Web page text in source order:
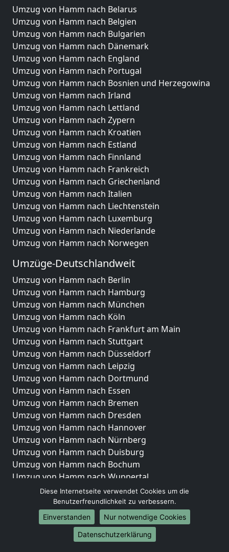
Umzug von Hamm nach Belarus
Umzug von Hamm nach Belgien
Umzug von Hamm nach Bulgarien
Umzug von Hamm nach Dänemark
Umzug von Hamm nach England
Umzug von Hamm nach Portugal
Umzug von Hamm nach Bosnien und Herzegowina
Umzug von Hamm nach Irland
Umzug von Hamm nach Lettland
Umzug von Hamm nach Zypern
Umzug von Hamm nach Kroatien
Umzug von Hamm nach Estland
Umzug von Hamm nach Finnland
Umzug von Hamm nach Frankreich
Umzug von Hamm nach Griechenland
Umzug von Hamm nach Italien
Umzug von Hamm nach Liechtenstein
Umzug von Hamm nach Luxemburg
Umzug von Hamm nach Niederlande
Umzug von Hamm nach Norwegen
Umzüge-Deutschlandweit
Umzug von Hamm nach Berlin
Umzug von Hamm nach Hamburg
Umzug von Hamm nach München
Umzug von Hamm nach Köln
Umzug von Hamm nach Frankfurt am Main
Umzug von Hamm nach Stuttgart
Umzug von Hamm nach Düsseldorf
Umzug von Hamm nach Leipzig
Umzug von Hamm nach Dortmund
Umzug von Hamm nach Essen
Umzug von Hamm nach Bremen
Umzug von Hamm nach Dresden
Umzug von Hamm nach Hannover
Umzug von Hamm nach Nürnberg
Umzug von Hamm nach Duisburg
Umzug von Hamm nach Bochum
Umzug von Hamm nach Wuppertal
Umzug von Hamm nach Bielefeld
Umzug von Hamm nach Bonn
Umzug von Hamm nach Münster
Internationale-Umzüge
Diese Internetseite verwendet Cookies um die
Benutzerfreundlichkeit zu verbessern.
Einverstanden
Nur notwendige Cookies
Datenschutzerklärung